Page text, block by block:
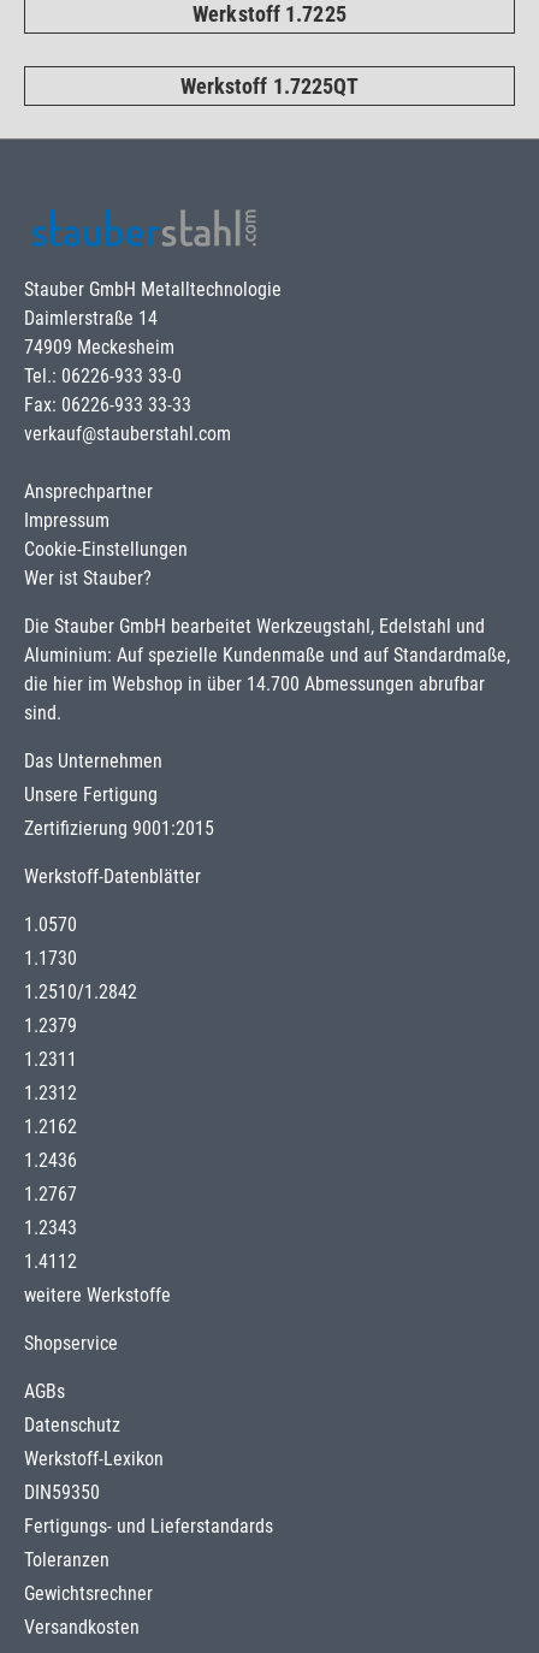
Werkstoff 1.7225
Werkstoff 1.7225QT
Stauber GmbH Metalltechnologie
Daimlerstraße 14
74909 Meckesheim
Tel.: 06226-933 33-0
Fax: 06226-933 33-33
verkauf@stauberstahl.com
Ansprechpartner
Impressum
Cookie-Einstellungen
Wer ist Stauber?
Die Stauber GmbH bearbeitet Werkzeugstahl, Edelstahl und
Aluminium: Auf spezielle Kundenmaße und auf Standardmaße,
die hier im Webshop in über 14.700 Abmessungen abrufbar
sind.
Das Unternehmen
Unsere Fertigung
Zertifizierung 9001:2015
Werkstoff-Datenblätter
1.0570
1.1730
1.2510/1.2842
1.2379
1.2311
1.2312
1.2162
1.2436
1.2767
1.2343
1.4112
weitere Werkstoffe
Shopservice
AGBs
Datenschutz
Werkstoff-Lexikon
DIN59350
Fertigungs- und Lieferstandards
Toleranzen
Gewichtsrechner
Versandkosten